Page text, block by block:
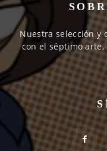
Nuestra selección y
con el séptimo arte,